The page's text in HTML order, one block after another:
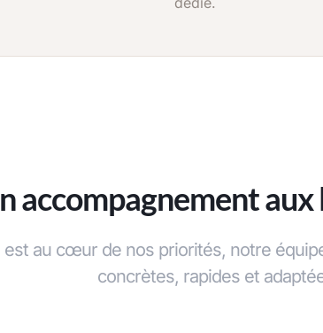
accompagnement
est au cœur de nos priorités, notre
concrètes, rapides et